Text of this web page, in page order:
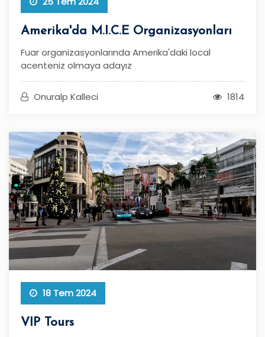
Amerika'da M.I.C.E Organizasyonları
Fuar organizasyonlarında Amerika'daki local
acenteniz olmaya adayız
Onuralp Kalleci 1814
18 Tem 2024
VIP Tours